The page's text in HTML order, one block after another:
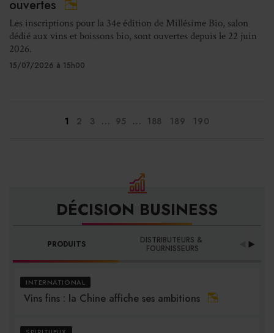
ouvertes
Les inscriptions pour la 34e édition de Millésime Bio, salon
dédié aux vins et boissons bio, sont ouvertes depuis le 22 juin
2026.
15/07/2026 à 15h00
1 2 3 ... 95 ... 188 189 190
DÉCISION BUSINESS
PRODUITS DISTRIBUTEURS &
FOURNISSEURS
INTERNATIONAL
Vins fins : la Chine affiche ses ambitions